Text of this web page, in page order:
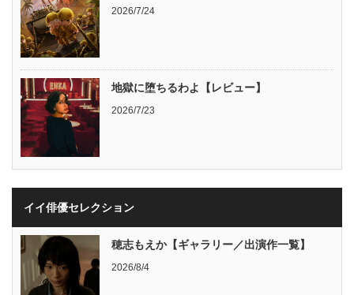
2026/7/24
地獄に堕ちるわよ【レビュー】
2026/7/23
イイ俳優セレクション
穂志もえか【ギャラリー／出演作一覧】
2026/8/4